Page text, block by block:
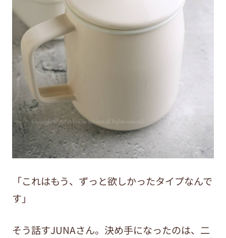
「これはもう、ずっと欲しかったタイプなんで
す」
そう話すJUNAさん。決め手になったのは、二